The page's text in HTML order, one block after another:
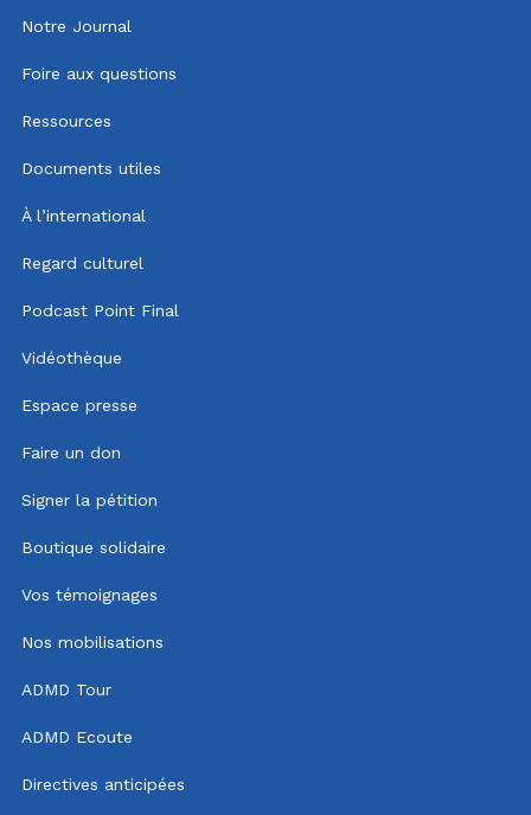
Notre Journal
Foire aux questions
Ressources
Documents utiles
À l’international
Regard culturel
Podcast Point Final
Vidéothèque
Espace presse
Faire un don
Signer la pétition
Boutique solidaire
Vos témoignages
Nos mobilisations
ADMD Tour
ADMD Ecoute
Directives anticipées